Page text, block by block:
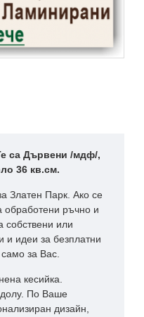
са Дървени /мдф/,
36 кв.см.
Златен Парк. Ако се
обработени ръчно и
собствени или
и идеи за безплатни
за Вас.
кесийка.
долу. По Ваше
дизайн,